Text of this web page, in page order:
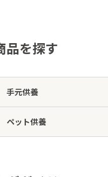
品を探す
手元供養
手元供養
ペンダント
ペット供養
ペット供養